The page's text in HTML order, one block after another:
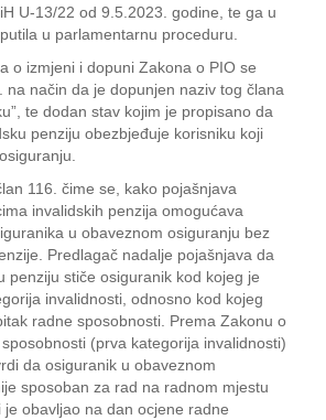
U-13/22 od 9.5.2023. godine, te ga u
u parlamentarnu proceduru.
o izmjeni i dopuni Zakona o PIO se
na način da je dopunjen naziv tog člana
te dodan stav kojim je propisano da
penziju obezbjeđuje korisniku koji
116. čime se, kako pojašnjava
invalidskih penzija omogućava
u obaveznom osiguranju bez
Predlagač nadalje pojašnjava da
penziju stiče osiguranik kod kojeg je
invalidnosti, odnosno kod kojeg
radne sposobnosti. Prema Zakonu o
(prva kategorija invalidnosti)
da osiguranik u obaveznom
sposoban za rad na radnom mjestu
obavljao na dan ocjene radne